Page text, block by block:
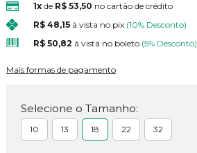
1xde R$ 53,50 no cartão de crédito
R$ 48,15 à vista no pix (10% Desconto)
R$ 50,82 à vista no boleto (5% Desconto)
Mais formas de pagamento
Selecione o Tamanho:
10 13 18 22 32